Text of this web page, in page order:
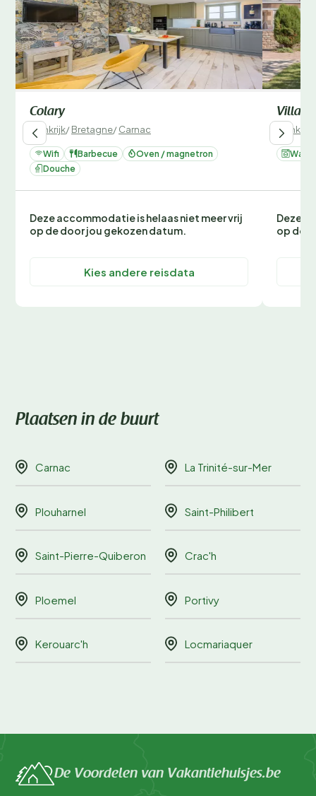
Colary
Frankrijk/Bretagne/Carnac
Wifi Barbecue
Oven / magnetron
Douche
Deze accommodatie is helaas niet meer vrij
op de door jou gekozen datum.
Kies andere reisdata
Villa
Frankrijk
Deze
op de
Plaatsen in de buurt
Carnac La Trinité-sur-Mer
Plouharnel Saint-Philibert
Saint-Pierre-Quiberon Crac'h
Ploemel Portivy
Kerouarc'h Locmariaquer
De Voordelen van Vakantiehuisjes.be